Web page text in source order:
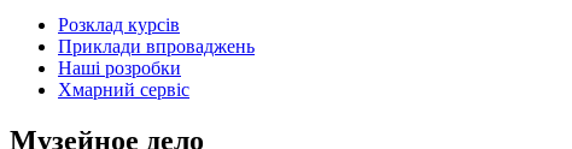
Розклад курсів
Приклади впроваджень
Наші розробки
Хмарний сервіс
Музейное дело